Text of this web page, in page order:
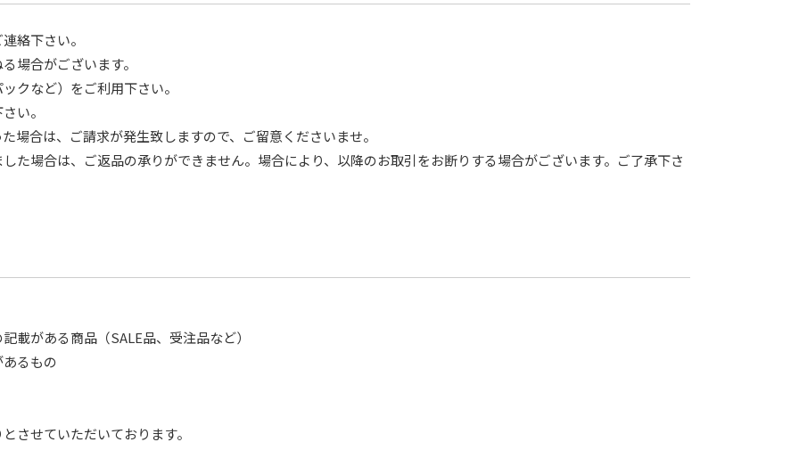
絡下さい。
場合がございます。
クなど）をご利用下さい。
い。
場合は、ご請求が発生致しますので、ご留意くださいませ。
た場合は、ご返品の承りができません。場合により、以降のお取引をお断りする場合がございます。ご了承下さ
載がある商品（SALE品、受注品など）
るもの
させていただいております。